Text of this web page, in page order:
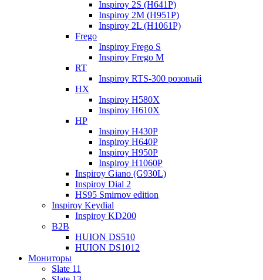
Inspiroy 2S (H641P)
Inspiroy 2M (H951P)
Inspiroy 2L (H1061P)
Frego
Inspiroy Frego S
Inspiroy Frego M
RT
Inspiroy RTS-300 розовый
HX
Inspiroy H580X
Inspiroy H610X
HP
Inspiroy H430P
Inspiroy H640P
Inspiroy H950P
Inspiroy H1060P
Inspiroy Giano (G930L)
Inspiroy Dial 2
HS95 Smirnov edition
Inspiroy Keydial
Inspiroy KD200
B2B
HUION DS510
HUION DS1012
Мониторы
Slate 11